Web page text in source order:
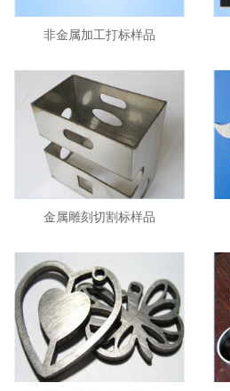
非金属加工打标样品
金属雕刻切割标样品